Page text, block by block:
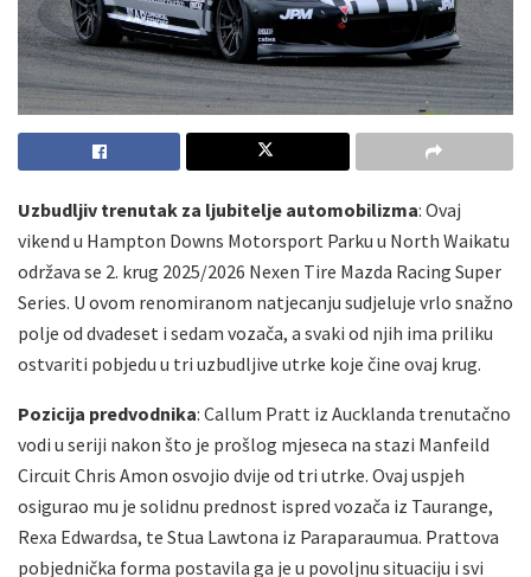
Uzbudljiv trenutak za ljubitelje automobilizma: Ovaj
vikend u Hampton Downs Motorsport Parku u North Waikatu
održava se 2. krug 2025/2026 Nexen Tire Mazda Racing Super
Series. U ovom renomiranom natjecanju sudjeluje vrlo snažno
polje od dvadeset i sedam vozača, a svaki od njih ima priliku
ostvariti pobjedu u tri uzbudljive utrke koje čine ovaj krug.
Pozicija predvodnika: Callum Pratt iz Aucklanda trenutačno
vodi u seriji nakon što je prošlog mjeseca na stazi Manfeild
Circuit Chris Amon osvojio dvije od tri utrke. Ovaj uspjeh
osigurao mu je solidnu prednost ispred vozača iz Taurange,
Rexa Edwardsa, te Stua Lawtona iz Paraparaumua. Prattova
pobjednička forma postavila ga je u povoljnu situaciju i svi